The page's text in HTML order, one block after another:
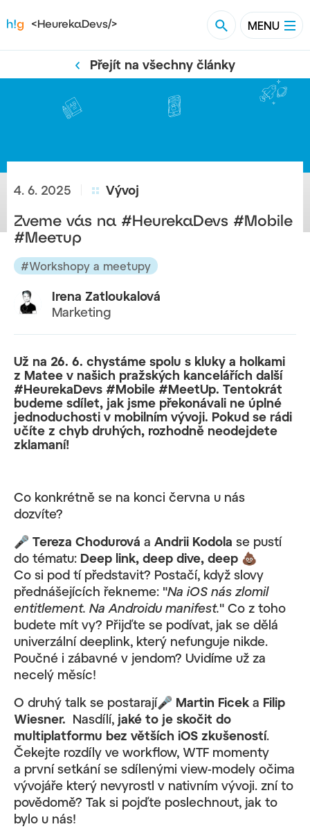
<HeurekaDevs/> Vyhledat na
Hledat
MENU
Přejít na všechny články
4. 6. 2025 Vývoj
Zveme vás na #HeurekaDevs #Mobile
#Meetup
Irena Zatloukalová
Marketing
#Workshopy a meetupy
Už na 26. 6. chystáme spolu s kluky a holkami
z Matee v našich pražských kancelářích další
#HeurekaDevs #Mobile #MeetUp. Tentokrát
budeme sdílet, jak jsme překonávali ne úplné
jednoduchosti v mobilním vývoji. Pokud se rádi
učíte z chyb druhých, rozhodně neodejdete
zklamaní!
Co konkrétně se na konci června u nás
dozvíte?
🎤 Tereza Chodurová a Andrii Kodola se pustí
do tématu: Deep link, deep dive, deep 💩
Co si pod tí představit? Postačí, když slovy
přednášejících řekneme: "Na iOS nás zlomil
entitlement. Na Androidu manifest." Co z toho
budete mít vy? Přijďte se podívat, jak se dělá
univerzální deeplink, který nefunguje nikde.
Poučné i zábavné v jendom? Uvidíme už za
necelý měsíc!
O druhý talk se postarají🎤 Martin Ficek a Filip
Wiesner. Nasdílí, jaké to je skočit do
multiplatformu bez větších iOS zkušeností.
Čekejte rozdíly ve workflow, WTF momenty
a první setkání se sdílenými view-modely očima
vývojáře který nevyrostl v nativním vývoji. zní to
povědomě? Tak si pojďte poslechnout, jak to
bylo u nás!